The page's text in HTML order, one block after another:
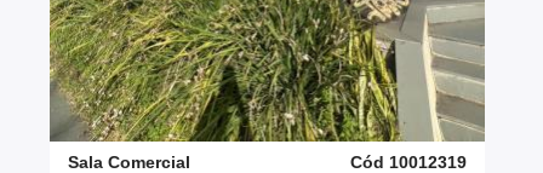
Sala Comercial
Cód 10012319